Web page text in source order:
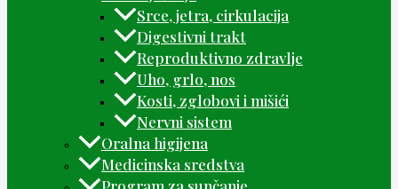
Srce, jetra, cirkulacija
Digestivni trakt
Reproduktivno zdravlje
Uho, grlo, nos
Kosti, zglobovi i mišići
Nervni sistem
Oralna higijena
Medicinska sredstva